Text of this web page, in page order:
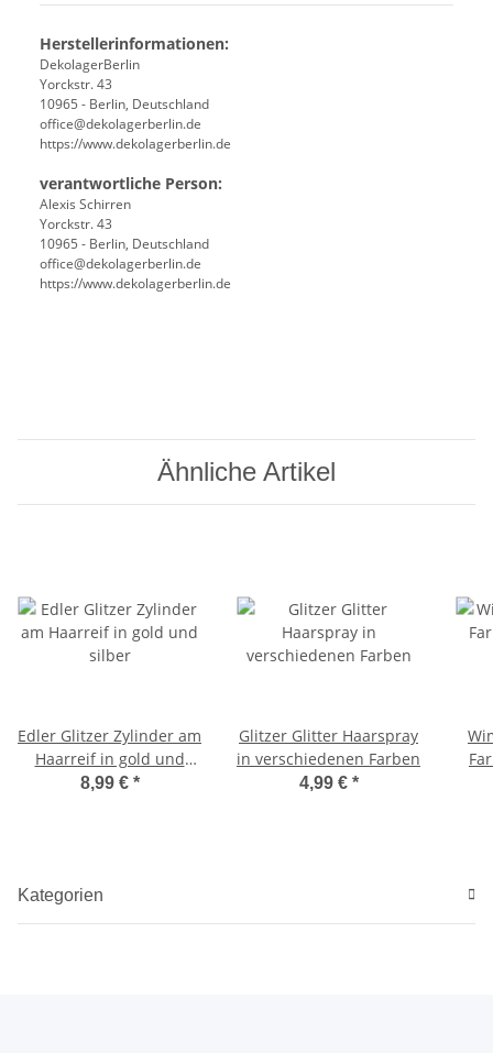
Herstellerinformationen:
DekolagerBerlin
Yorckstr. 43
10965 - Berlin, Deutschland
office@dekolagerberlin.de
https://www.dekolagerberlin.de
verantwortliche Person:
Alexis Schirren
Yorckstr. 43
10965 - Berlin, Deutschland
office@dekolagerberlin.de
https://www.dekolagerberlin.de
Ähnliche Artikel
Edler Glitzer Zylinder am
Haarreif in gold und
silber
8,99 € *
Glitzer Glitter Haarspray
in verschiedenen Farben
4,99 € *
Kategorien